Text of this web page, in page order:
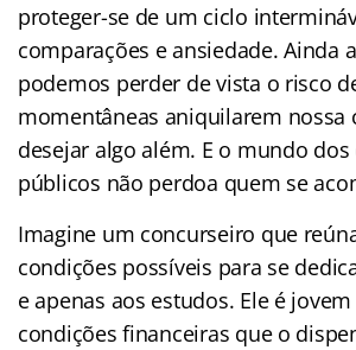
proteger-se de um ciclo
comparações e ansiedade. Ainda
podemos perder de vista o risco
momentâneas aniquilarem nossa
desejar algo além. E o mundo
públicos não perdoa quem se
Imagine um concurseiro que
condições possíveis para se
e apenas aos estudos. Ele é
condições financeiras que o